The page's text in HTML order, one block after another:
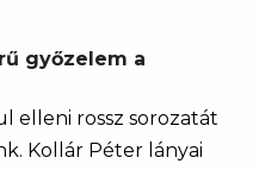
győzelem a
elleni rossz sorozatát
Kollár Péter lányai